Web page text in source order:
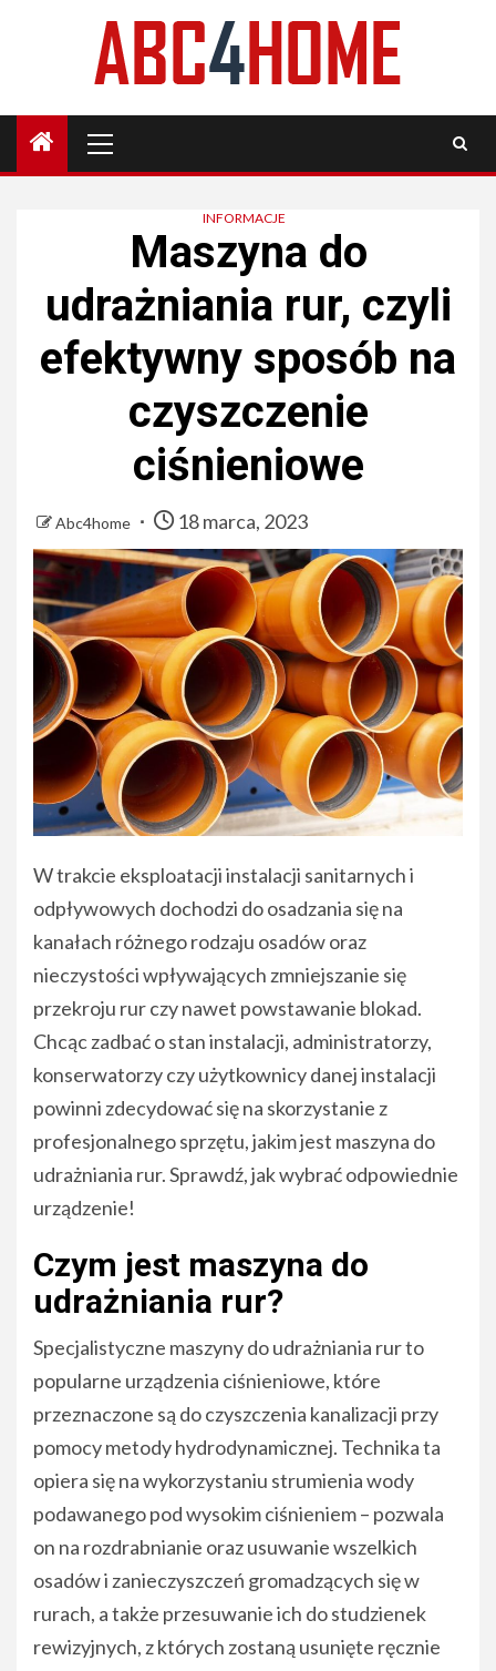
Menu
INFORMACJE
Maszyna do
udrażniania rur, czyli
efektywny sposób na
czyszczenie
ciśnieniowe
Abc4home 18 marca, 2023
W trakcie eksploatacji instalacji sanitarnych i
odpływowych dochodzi do osadzania się na
kanałach różnego rodzaju osadów oraz
nieczystości wpływających zmniejszanie się
przekroju rur czy nawet powstawanie blokad.
Chcąc zadbać o stan instalacji, administratorzy,
konserwatorzy czy użytkownicy danej instalacji
powinni zdecydować się na skorzystanie z
profesjonalnego sprzętu, jakim jest maszyna do
udrażniania rur. Sprawdź, jak wybrać odpowiednie
urządzenie!
Czym jest maszyna do
udrażniania rur?
Specjalistyczne maszyny do udrażniania rur to
popularne urządzenia ciśnieniowe, które
przeznaczone są do czyszczenia kanalizacji przy
pomocy metody hydrodynamicznej. Technika ta
opiera się na wykorzystaniu strumienia wody
podawanego pod wysokim ciśnieniem – pozwala
on na rozdrabnianie oraz usuwanie wszelkich
osadów i zanieczyszczeń gromadzących się w
rurach, a także przesuwanie ich do studzienek
rewizyjnych, z których zostaną usunięte ręcznie